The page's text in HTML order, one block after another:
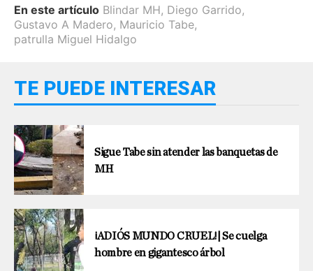
En este artículo Blindar MH, Diego Garrido,
Gustavo A Madero, Mauricio Tabe,
patrulla Miguel Hidalgo
TE PUEDE INTERESAR
Sigue Tabe sin atender las banquetas de
MH
¡ADIÓS MUNDO CRUEL!| Se cuelga
hombre en gigantesco árbol